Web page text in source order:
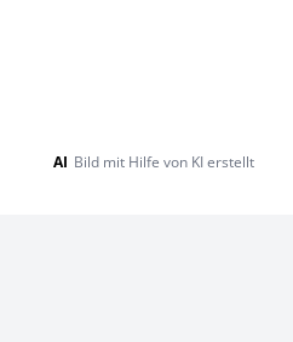
AI Bild mit Hilfe von KI erstellt